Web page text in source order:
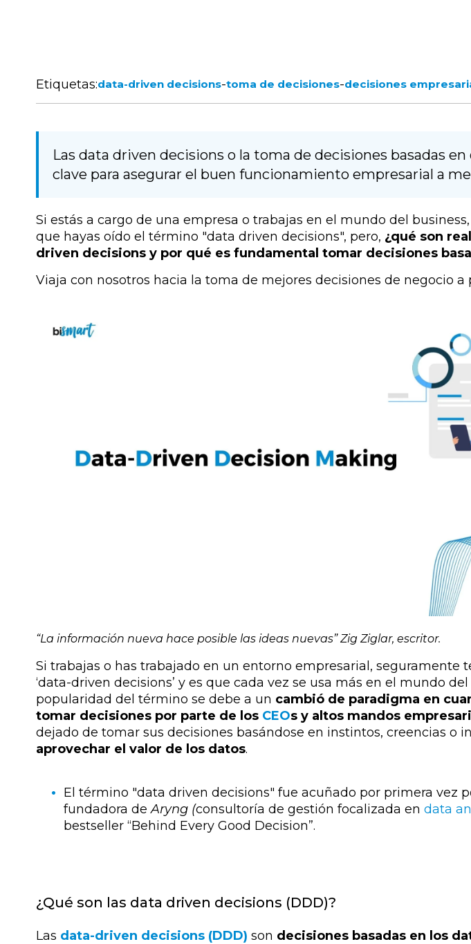
Etiquetas:data-driven decisions-toma de decisiones-decisiones
Las data driven decisions o la toma de decisiones basadas en
clave para asegurar el buen funcionamiento empresarial a
Si estás a cargo de una empresa o trabajas en el mundo del
que hayas oído el término "data driven decisions", pero, ¿qué son
driven decisions y por qué es fundamental tomar decisiones
Viaja con nosotros hacia la toma de mejores decisiones de negocio a
“La información nueva hace posible las ideas nuevas” Zig Ziglar, escritor.
Si trabajas o has trabajado en un entorno empresarial, seguramente
‘data-driven decisions’ y es que cada vez se usa más en el mundo del
popularidad del término se debe a un cambió de paradigma en
tomar decisiones por parte de los CEOs y altos mandos
dejado de tomar sus decisiones basándose en instintos, creencias o
aprovechar el valor de los datos.
El término "data driven decisions" fue acuñado por primera vez
fundadora deAryng (consultoría de gestión focalizada en data
bestseller “Behind Every Good Decision”.
¿Qué son las data driven decisions (DDD)?
Las data-driven decisions (DDD) son decisiones basadas en los